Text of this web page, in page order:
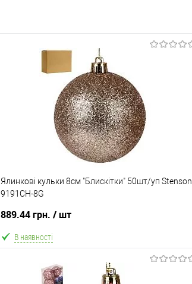
Ялинкові кульки 8см "Блискітки" 50шт/уп Stenson
9191CH-8G
889.44 грн. / шт
В наявності
В кошик